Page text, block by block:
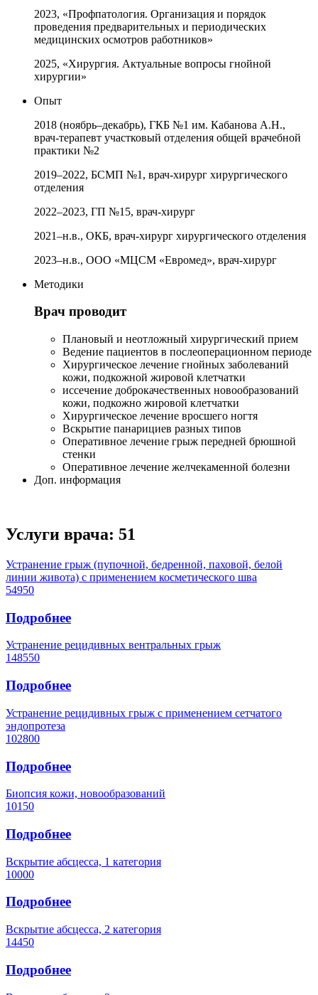
2023, «Профпатология. Организация и порядок
проведения предварительных и периодических
медицинских осмотров работников»
2025, «Хирургия. Актуальные вопросы гнойной
хирургии»
Опыт
2018 (ноябрь–декабрь), ГКБ №1 им. Кабанова А.Н.,
врач-терапевт участковый отделения общей врачебной
практики №2
2019–2022, БСМП №1, врач-хирург хирургического
отделения
2022–2023, ГП №15, врач-хирург
2021–н.в., ОКБ, врач-хирург хирургического отделения
2023–н.в., ООО «МЦСМ «Евромед», врач-хирург
Методики
Врач проводит
Плановый и неотложный хирургический прием
Ведение пациентов в послеоперационном периоде
Хирургическое лечение гнойных заболеваний
кожи, подкожной жировой клетчатки
иссечение доброкачественных новообразований
кожи, подкожно жировой клетчатки
Хирургическое лечение вросшего ногтя
Вскрытие панарициев разных типов
Оперативное лечение грыж передней брюшной
стенки
Оперативное лечение желчекаменной болезни
Доп. информация
Услуги врача: 51
Устранение грыж (пупочной, бедренной, паховой, белой
линии живота) с применением косметического шва
54950
Подробнее
Устранение рецидивных вентральных грыж
148550
Подробнее
Устранение рецидивных грыж с применением сетчатого
эндопротеза
102800
Подробнее
Биопсия кожи, новообразований
10150
Подробнее
Вскрытие абсцесса, 1 категория
10000
Подробнее
Вскрытие абсцесса, 2 категория
14450
Подробнее